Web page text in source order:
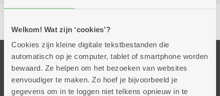
Welkom! Wat zijn ‘cookies’?
Cookies zijn kleine digitale tekstbestanden die
automatisch op je computer, tablet of smartphone worden
bewaard. Ze helpen om het bezoeken van websites
eenvoudiger te maken. Zo hoef je bijvoorbeeld je
gegevens om in te loggen niet telkens opnieuw in te
Onze diensten
Thuisdiensten
Dienstencentra